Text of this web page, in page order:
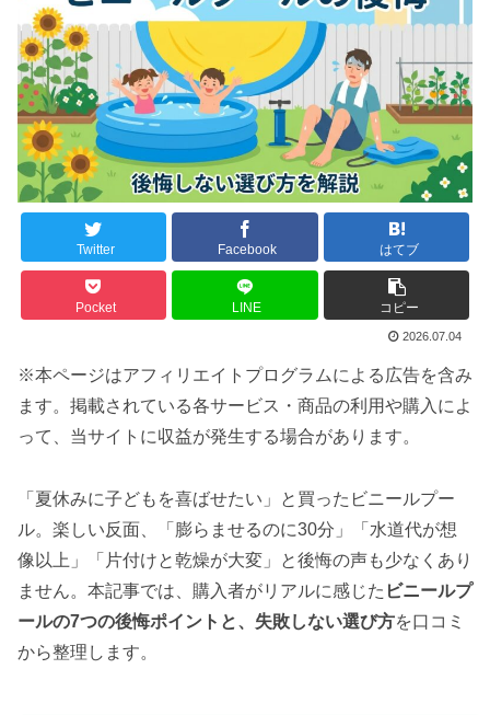
Twitter Facebook はてブ
Pocket LINE コピー
2026.07.04
※本ページはアフィリエイトプログラムによる広告を含み
ます。掲載されている各サービス・商品の利用や購入によ
って、当サイトに収益が発生する場合があります。
「夏休みに子どもを喜ばせたい」と買ったビニールプー
ル。楽しい反面、「膨らませるのに30分」「水道代が想
像以上」「片付けと乾燥が大変」と後悔の声も少なくあり
ません。本記事では、購入者がリアルに感じた ビニールプ
ールの7つの後悔ポイントと、失敗しない選び方を口コミ
から整理します。